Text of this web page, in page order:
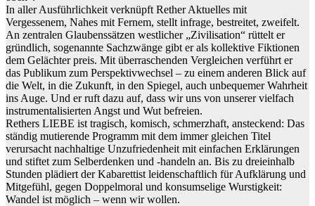
In aller Ausführlichkeit verknüpft Rether Aktuelles mit
Vergessenem, Nahes mit Fernem, stellt infrage, bestreitet, zweifelt.
An zentralen Glaubenssätzen westlicher „Zivilisation“ rüttelt er
gründlich, sogenannte Sachzwänge gibt er als kollektive Fiktionen
dem Gelächter preis. Mit überraschenden Vergleichen verführt er
das Publikum zum Perspektivwechsel – zu einem anderen Blick auf
die Welt, in die Zukunft, in den Spiegel, auch unbequemer Wahrheit
ins Auge. Und er ruft dazu auf, dass wir uns von unserer vielfach
instrumentalisierten Angst und Wut befreien.
Rethers LIEBE ist tragisch, komisch, schmerzhaft, ansteckend: Das
ständig mutierende Programm mit dem immer gleichen Titel
verursacht nachhaltige Unzufriedenheit mit einfachen Erklärungen
und stiftet zum Selberdenken und -handeln an. Bis zu dreieinhalb
Stunden plädiert der Kabarettist leidenschaftlich für Aufklärung und
Mitgefühl, gegen Doppelmoral und konsumselige Wurstigkeit:
Wandel ist möglich – wenn wir wollen.